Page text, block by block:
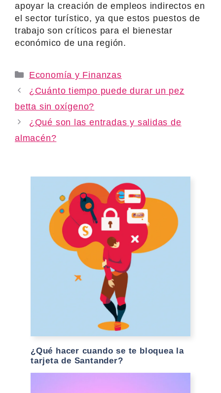
apoyar la creación de empleos indirectos en
el sector turístico, ya que estos puestos de
trabajo son críticos para el bienestar
económico de una región.
Categories
Economía y Finanzas
¿Cuánto tiempo puede durar un pez
betta sin oxígeno?
¿Qué son las entradas y salidas de
almacén?
¿Qué hacer cuando se te bloquea la
tarjeta de Santander?